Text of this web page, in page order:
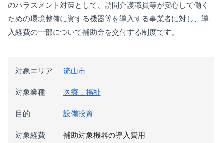
のハラスメント対策として、訪問介護職員等が安心して働く
ための環境整備に資する機器等を導入する事業者に対し、導
入経費の一部について補助金を交付する制度です。
対象エリア 流山市
対象業種 医療，福祉
目的 設備投資
対象経費
補助対象機器の導入費用